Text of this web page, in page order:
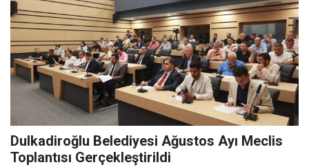
Dulkadiroğlu Belediyesi Ağustos Ayı Meclis
Toplantısı Gerçekleştirildi